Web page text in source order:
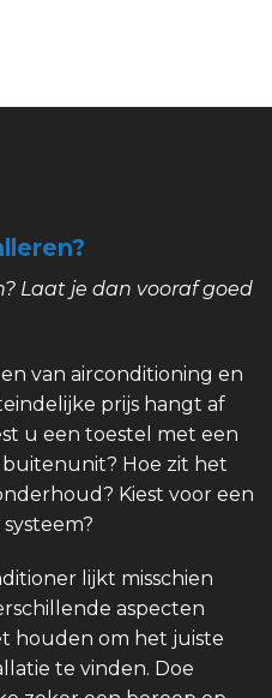
Laat je dan vooraf goed
van airconditioning en
prijs hangt af
u een toestel met een
Hoe zit het
Kiest voor een
lijkt misschien
aspecten
houden om het juiste
te vinden. Doe